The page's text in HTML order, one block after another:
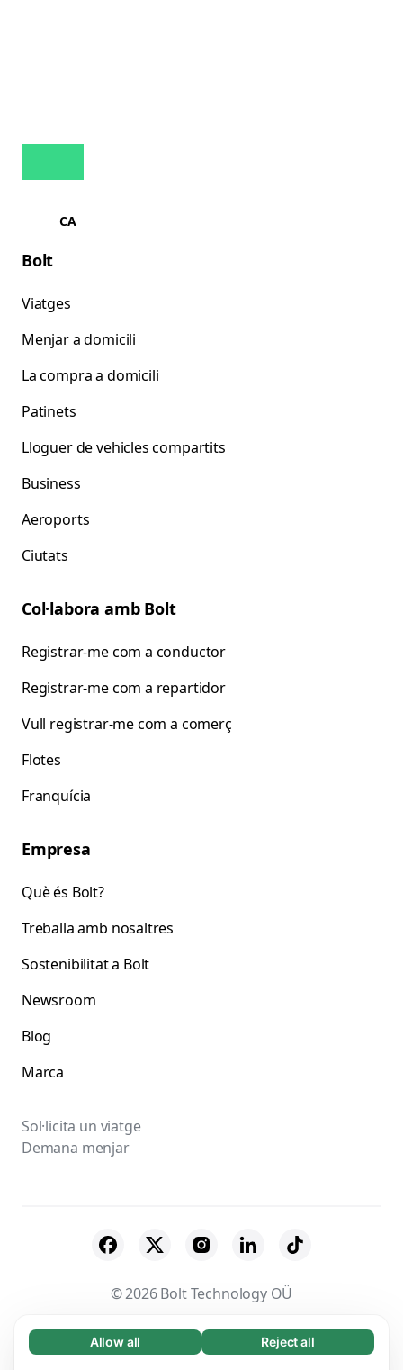
Necessary (65)
Allow all Reject all
CA
Bolt
Viatges
Menjar a domicili
La compra a domicili
Patinets
Lloguer de vehicles compartits
Business
Aeroports
Ciutats
Col·labora amb Bolt
Registrar-me com a conductor
Registrar-me com a repartidor
Vull registrar-me com a comerç
Flotes
Franquícia
Empresa
Què és Bolt?
Treballa amb nosaltres
Sostenibilitat a Bolt
Newsroom
Blog
Marca
Sol·licita un viatge
Demana menjar
© 2026 Bolt Technology OÜ
Proveïdors Termes i Condicions
Privacitat